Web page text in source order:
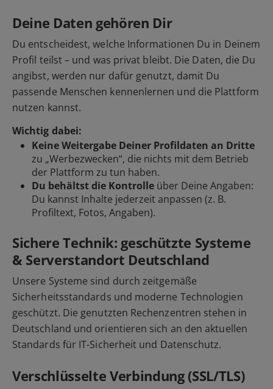
Deine Daten gehören Dir
Du entscheidest, welche Informationen Du in Deinem
Profil teilst – und was privat bleibt. Die Daten, die Du
angibst, werden nur dafür genutzt, damit Du
passende Menschen kennenlernen und die Plattform
nutzen kannst.
Wichtig dabei:
Keine Weitergabe Deiner Profildaten an Dritte
zu „Werbezwecken“, die nichts mit dem Betrieb
der Plattform zu tun haben.
Du behältst die Kontrolle über Deine Angaben:
Du kannst Inhalte jederzeit anpassen (z. B.
Profiltext, Fotos, Angaben).
Sichere Technik: geschützte Systeme
& Serverstandort Deutschland
Unsere Systeme sind durch zeitgemäße
Sicherheitsstandards und moderne Technologien
geschützt. Die genutzten Rechenzentren stehen in
Deutschland und orientieren sich an den aktuellen
Standards für IT-Sicherheit und Datenschutz.
Verschlüsselte Verbindung (SSL/TLS)